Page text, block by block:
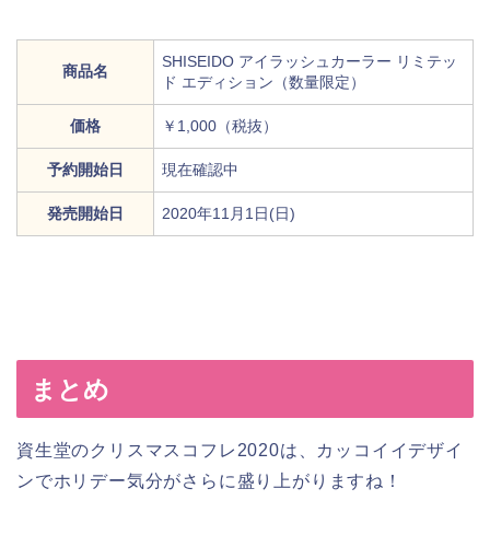
商品名
SHISEIDO アイラッシュカーラー リミテッ
ド エディション（数量限定）
価格 ￥1,000（税抜）
予約開始日 現在確認中
発売開始日 2020年11月1日(日)
まとめ
資生堂のクリスマスコフレ2020は、カッコイイデザイ
ンでホリデー気分がさらに盛り上がりますね！